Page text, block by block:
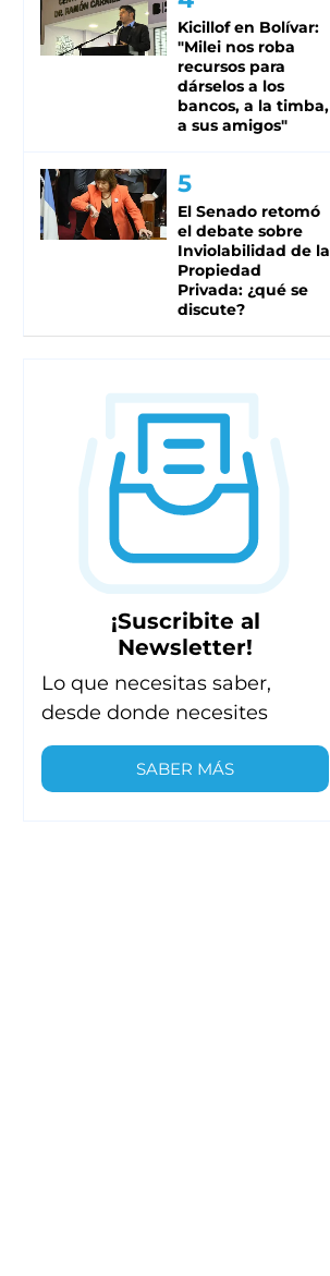
Kicillof en Bolívar:
"Milei nos roba
recursos para
dárselos a los
bancos, a la timba,
a sus amigos"
El Senado retomó
el debate sobre
Inviolabilidad de la
Propiedad
Privada: ¿qué se
discute?
¡Suscribite al
Newsletter!
Lo que necesitas saber,
desde donde necesites
SABER MÁS